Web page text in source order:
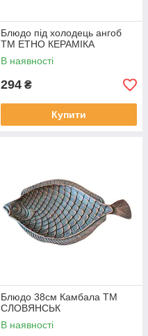
Блюдо під холодець ангоб
ТМ ЕТНО КЕРАМІКА
В наявності
294 ₴
Купити
Блюдо 38см Камбала ТМ
СЛОВЯНСЬК
В наявності